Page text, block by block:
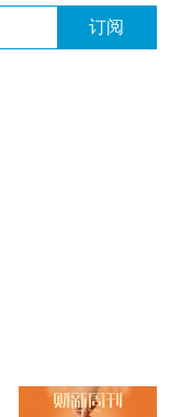
订阅